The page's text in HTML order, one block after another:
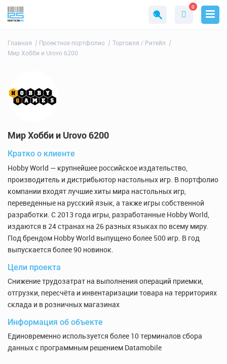
0
Главная Проектное портфолио
Торговля / Ритейл
Мир Хобби и Urovo 6200
Мир Хобби и Urovo 6200
Кратко о клиенте
Hobby World — крупнейшее российское издательство,
производитель и дистрибьютор настольных игр. В портфолио
компании входят лучшие хиты мира настольных игр,
переведенные на русский язык, а также игры собственной
разработки. С 2013 года игры, разработанные Hobby World,
издаются в 24 странах на 26 разных языках по всему миру.
Под брендом Hobby World выпущено более 500 игр. В год
выпускается более 90 новинок.
Цели проекта
Снижение трудозатрат на выполнения операций приемки,
отгрузки, пересчёта и инвентаризации товара на территориях
склада и в розничных магазинах
Информация об объекте
Единовременно используется более 10 терминалов сбора
данных с программным решением Datamobile